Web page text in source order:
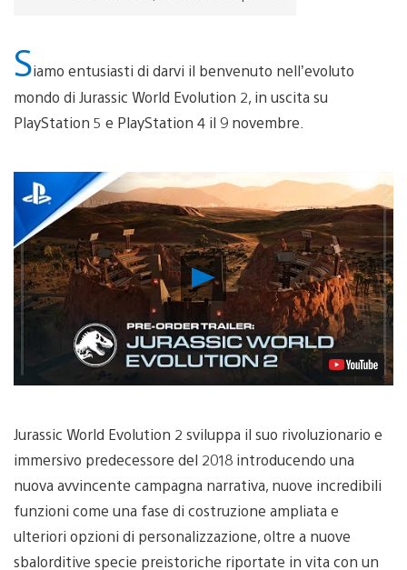
Siamo entusiasti di darvi il benvenuto nell’evoluto
mondo di Jurassic World Evolution 2, in uscita su
PlayStation 5 e PlayStation 4 il 9 novembre.
Riproduci
video
Jurassic World Evolution 2 sviluppa il suo rivoluzionario e
immersivo predecessore del 2018 introducendo una
nuova avvincente campagna narrativa, nuove incredibili
funzioni come una fase di costruzione ampliata e
ulteriori opzioni di personalizzazione, oltre a nuove
sbalorditive specie preistoriche riportate in vita con un